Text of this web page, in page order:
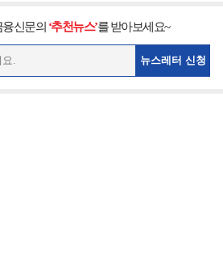
신문의 ‘추천뉴스’를 받아보세요~
뉴스레터 신청